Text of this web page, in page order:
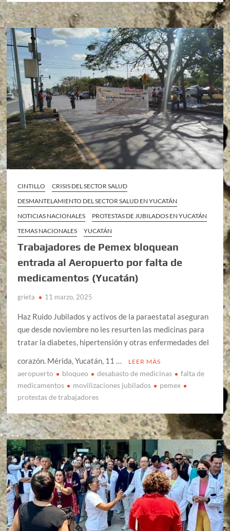
CINTILLO
CRISIS DEL SECTOR SALUD
DESMANTELAMIENTO DEL SECTOR SALUD EN YUCATÁN
NOTICIAS NACIONALES
PROTESTAS DE JUBILADOS EN YUCATÁN
TEMAS NACIONALES
YUCATÁN
Trabajadores de Pemex bloquean
entrada al Aeropuerto por falta de
medicamentos (Yucatán)
grieta 11 marzo, 2025
Haz Ruido Jubilados y activos de la paraestatal aseguran
que desde noviembre no les resurten las medicinas para
tratar la diabetes, hipertensión y otras enfermedades del
corazón. Mérida, Yucatán, 11 …
LEER MÁS
aeropuerto bloqueo desabasto de medicinas
falta de
medicamentos
movilizaciones jubilados
pemex
protestas de trabajadores